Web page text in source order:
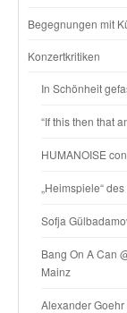
CONTENT
Begegnungen mit
Konzertkritiken
In Schönheit
“If this then that
HUMANOISE
„Heimspiele“
Sofja
Bang On A Can
Mainz
Alexander